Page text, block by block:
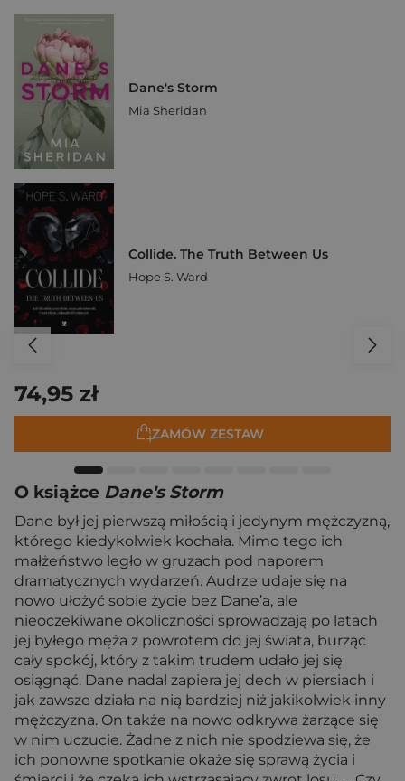
Dane's Storm
Mia Sheridan
Collide. The Truth Between Us
Hope S. Ward
74,95 zł
ZAMÓW ZESTAW
O książce Dane's Storm
Dane był jej pierwszą miłością i jedynym mężczyzną,
którego kiedykolwiek kochała. Mimo tego ich
małżeństwo legło w gruzach pod naporem
dramatycznych wydarzeń. Audrze udaje się na
nowo ułożyć sobie życie bez Dane’a, ale
nieoczekiwane okoliczności sprowadzają po latach
jej byłego męża z powrotem do jej świata, burząc
cały spokój, który z takim trudem udało jej się
osiągnąć. Dane nadal zapiera jej dech w piersiach i
jak zawsze działa na nią bardziej niż jakikolwiek inny
mężczyzna. On także na nowo odkrywa żarzące się
w nim uczucie. Żadne z nich nie spodziewa się, że
ich ponowne spotkanie okaże się sprawą życia i